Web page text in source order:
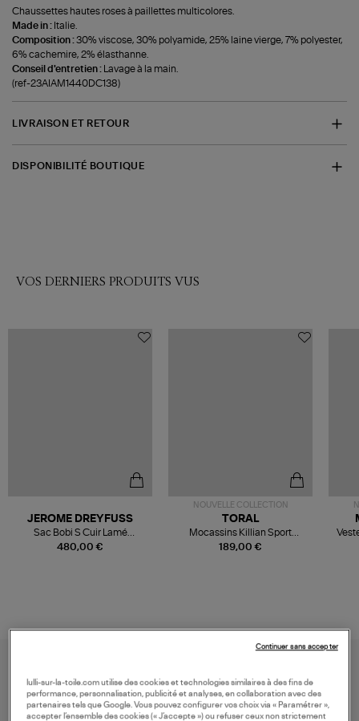
Chaussettes hautes roses à paillettes multicolores.
Made in : Italie.
Composition :30% viscose, 30% polyamide, 25% laine vierge, 7% polyester,
6% cachemire, 2% élasthanne.
Conseil d'entretien :
Lavage à la main.
(ref-23AIAM1440DC138)
LIVRAISON ET RETOUR
DISPONIBILITÉ BOUTIQUE
VOS DERNIERS PRODUITS VUS
480,00 €
JEROME DREYFUSS
Sac Bobi S Cuir Lamé
Champagne
NOUVELLE COLLECTION
189,00 €
TORAL
Mocassins Killian Sport
Mousse
lulli-sur-la-toile.com utilise des cookies et technologies similaires à des fins de
performance, personnalisation, publicité et analyses, en collaboration avec des
partenaires tels que Google. Vous pouvez configurer vos choix via « Paramétrer »,
accepter l’ensemble des cookies (« J’accepte ») ou refuser ceux non strictement
Continuer sans accepter